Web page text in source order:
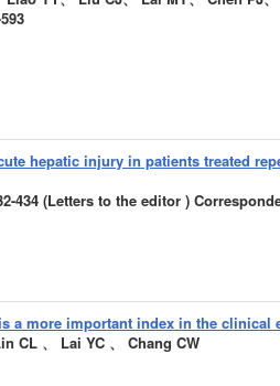
hepatic injury in patients treated
434 (Letters to the editor )
a more important index in the clinical
CL 、 Lai YC 、 Chang CW